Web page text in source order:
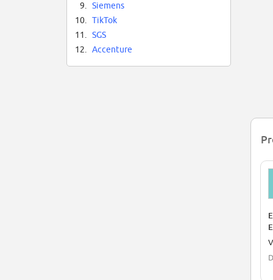
9.
Siemens
10.
TikTok
11.
SGS
12.
Accenture